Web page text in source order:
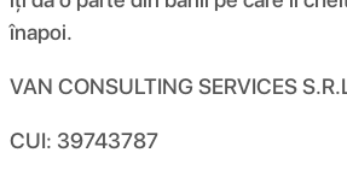
înapoi.
VAN CONSULTING SERVICES
CUI: 39743787